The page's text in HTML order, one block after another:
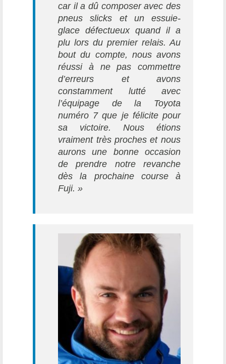
car il a dû composer avec des
pneus slicks et un essuie-
glace défectueux quand il a
plu lors du premier relais. Au
bout du compte, nous avons
réussi à ne pas commettre
d’erreurs et avons
constamment lutté avec
l’équipage de la Toyota
numéro 7 que je félicite pour
sa victoire. Nous étions
vraiment très proches et nous
aurons une bonne occasion
de prendre notre revanche
dès la prochaine course à
Fuji. »